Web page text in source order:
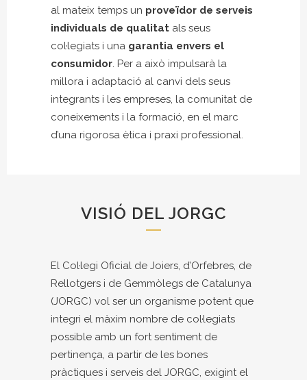
al mateix temps un proveïdor de serveis
individuals de qualitat als seus
col·legiats i una garantia envers el
consumidor. Per a això impulsarà la
millora i adaptació al canvi dels seus
integrants i les empreses, la comunitat de
coneixements i la formació, en el marc
d’una rigorosa ètica i praxi professional.
VISIÓ DEL JORGC
El Col·legi Oficial de Joiers, d’Orfebres, de
Rellotgers i de Gemmòlegs de Catalunya
(JORGC) vol ser un organisme potent que
integri el màxim nombre de col·legiats
possible amb un fort sentiment de
pertinença, a partir de les bones
pràctiques i serveis del JORGC, exigint el